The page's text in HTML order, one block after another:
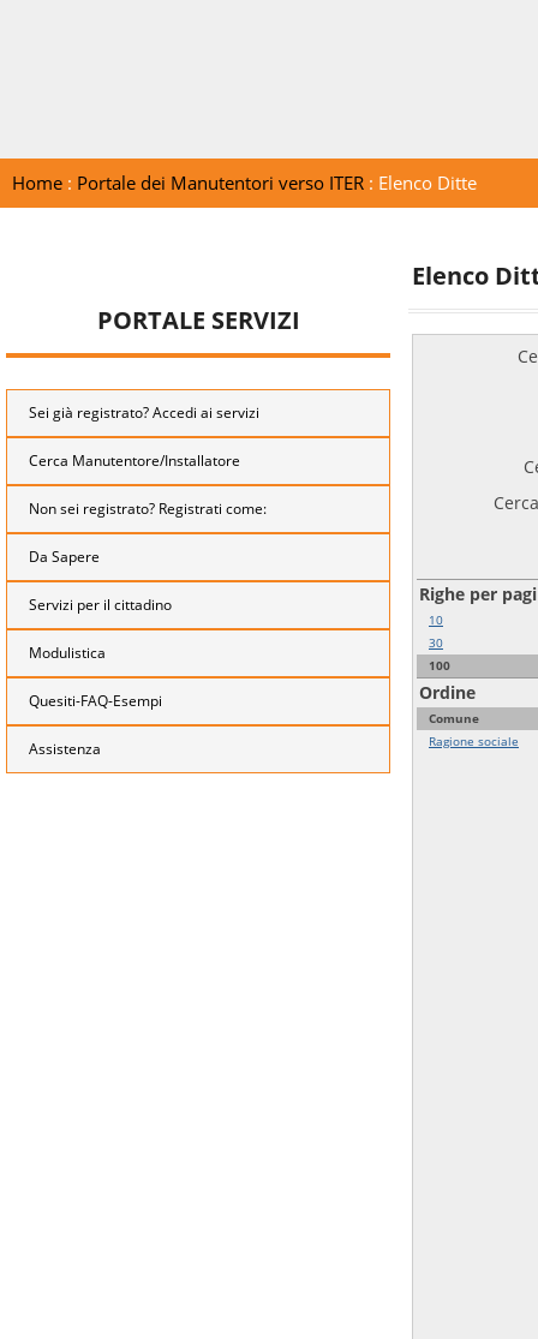
Home: Portale dei Manutentori verso ITER: Elenco Ditte
PORTALE SERVIZI
Sei già registrato? Accedi ai servizi
Cerca Manutentore/Installatore
Non sei registrato? Registrati come:
Da Sapere
Servizi per il cittadino
Modulistica
Quesiti-FAQ-Esempi
Assistenza
Elenco
Righe per
10
30
100
Ordine
Comune
Ragione sociale